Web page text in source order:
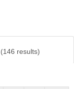
(146 results)